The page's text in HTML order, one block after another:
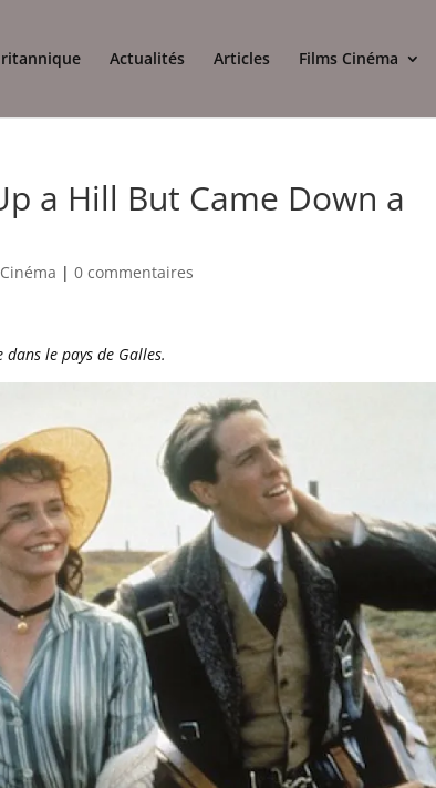
Actualités Articles Films Cinéma
a Hill But Came Down a
|0 commentaires
le pays de Galles.